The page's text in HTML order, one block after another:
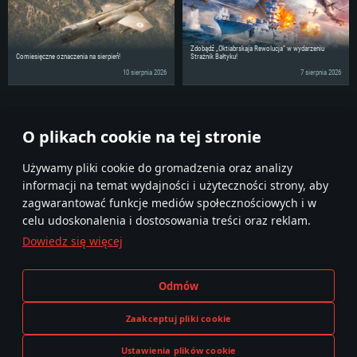
O plikach cookie na tej stronie
Używamy pliki cookie do gromadzenia oraz analizy
informacji na temat wydajności i użyteczności strony, aby
zagwarantować funkcje mediów społecznościowych i w
celu udoskonalenia i dostosowania treści oraz reklam.
Dowiedz się więcej
Odmów
Zaakceptuj pliki cookie
Ustawienia plików cookie
Dysk twardy: 62.2 GB (pełny klient)
Dysk twardy: 62.2 GB (pełny klient)
Połączenie sieciowe: Internet szerokopasmowy
Dysk twardy: 62.2 GB (pełny klient)
Comiesięczne oznaczenia na sierpień!
10 sierpnia 2026
Zdobądź „Oktiabrskaja Rewolucja” w wydarzeniu
Strażnik Bałtyku!
7 sierpnia 2026
Regulamin
Polityka prywatności
Ustawienia plików cookie